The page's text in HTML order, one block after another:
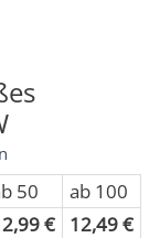
50
ab 100
€ 12,49€